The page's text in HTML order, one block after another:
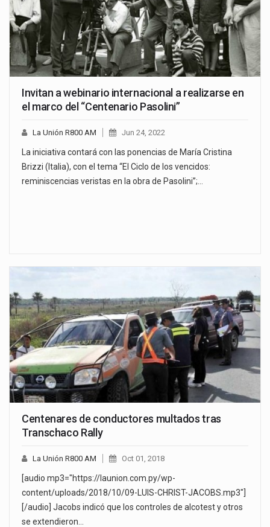
Invitan a webinario internacional a realizarse en
el marco del “Centenario Pasolini”
La Unión R800 AM Jun 24, 2022
La iniciativa contará con las ponencias de María Cristina
Brizzi (Italia), con el tema “El Ciclo de los vencidos:
reminiscencias veristas en la obra de Pasolini”;…
Centenares de conductores multados tras
Transchaco Rally
La Unión R800 AM Oct 01, 2018
[audio mp3="https://launion.com.py/wp-
content/uploads/2018/10/09-LUIS-CHRIST-JACOBS.mp3"]
[/audio] Jacobs indicó que los controles de alcotest y otros
se extendieron…